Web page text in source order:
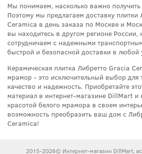
Мы понимаем, насколько важно
Поэтому мы предлагаем доставку плитки
Ceramica в день заказа по Москве и
вы находитесь в другом регионе
сотрудничаем с надежными
быстрой и безопасной доставки в любой
Керамическая плитка Либретто Gracia
мрамор - это исключительный выбор для
качество и надежность. Приобретайте
материал в интернет-магазине DillMart и
красотой белого мрамора в своем
возможность преобразить ваш дом с
Ceramica!
2015-2026© Интернет-магазин DillMart,